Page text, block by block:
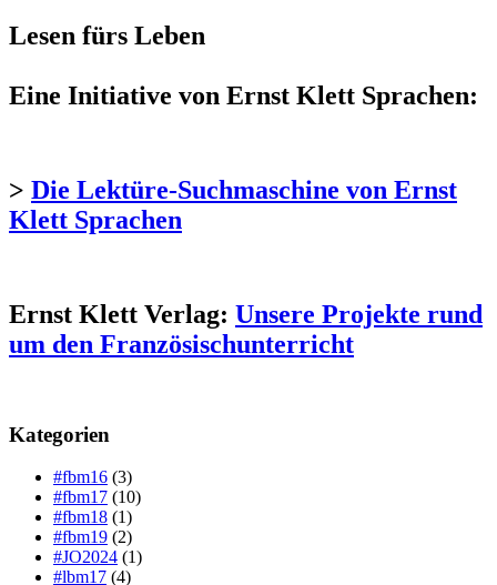
Lesen fürs Leben
Eine Initiative von Ernst Klett Sprachen:
> Die Lektüre-Suchmaschine von Ernst
Klett Sprachen
Ernst Klett Verlag: Unsere Projekte rund
um den Französischunterricht
Kategorien
#fbm16 (3)
#fbm17 (10)
#fbm18 (1)
#fbm19 (2)
#JO2024 (1)
#lbm17 (4)